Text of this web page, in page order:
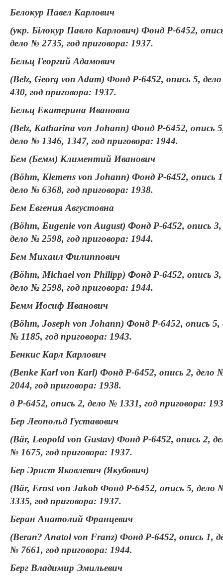
Белокур Павел Карлович
(укр. Білокур Павло Карлович) Фонд Р-6452,
дело № 2735, год приговора: 1937.
Бельц Георгий Адамович
(Belz, Georg von Adam) Фонд Р-6452, опись 5,
430, год приговора: 1937.
Бельц Екатерина Ивановна
(Belz, Katharina von Johann) Фонд Р-6452, опись
дело № 1346, 1347, год приговора: 1944.
Бем (Бемм) Климентий Иванович
(Böhm, Klemens von Johann) Фонд Р-6452, опись
дело № 6368, год приговора: 1938.
Бем Евгения Августовна
(Böhm, Eugenie von August) Фонд Р-6452, опись 3,
дело № 2598, год приговора: 1944.
Бем Михаил Филиппович
(Böhm, Michael von Philipp) Фонд Р-6452, опись 3,
дело № 2598, год приговора: 1944.
Бемм Иосиф Иванович
(Böhm, Joseph von Johann) Фонд Р-6452, опись 5,
№ 1185, год приговора: 1943.
Бенкис Карл Карлович
(Benke Karl von Karl) Фонд Р-6452, опись 2, дело
2044, год приговора: 1938.
д Р-6452, опись 2, дело № 1331, год приговора:
Бер Леопольд Густавович
(Bär, Leopold von Gustav) Фонд Р-6452, опись 2,
№ 1675, год приговора: 1937.
Бер Эрнст Яковлевич (Якубович)
(Bär, Ernst von Jakob Фонд Р-6452, опись 5, дело
3335, год приговора: 1937.
Беран Анатолий Францевич
(Beran? Anatol von Franz) Фонд Р-6452, опись 1,
№ 7661, год приговора: 1944.
Берг Владимир Эмильевич